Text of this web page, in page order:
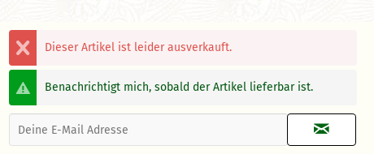
Dieser Artikel ist leider ausverkauft.
Benachrichtigt mich, sobald der Artikel lieferbar ist.